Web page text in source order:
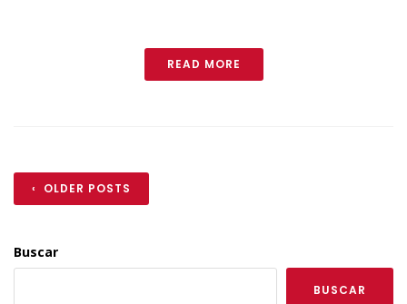
READ MORE
‹ OLDER POSTS
Buscar
BUSCAR